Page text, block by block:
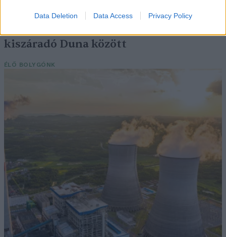
Data Deletion Data Access Privacy Policy
Elképesztő felvétel mutatja meg,
kiszáradó Duna között
ÉLŐ BOLYGÓNK